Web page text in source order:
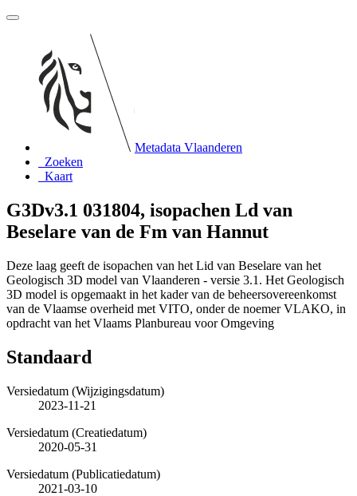
Metadata Vlaanderen
Zoeken
Kaart
G3Dv3.1 031804, isopachen Ld van
Beselare van de Fm van Hannut
Deze laag geeft de isopachen van het Lid van Beselare van het
Geologisch 3D model van Vlaanderen - versie 3.1. Het Geologisch
3D model is opgemaakt in het kader van de beheersovereenkomst
van de Vlaamse overheid met VITO, onder de noemer VLAKO, in
opdracht van het Vlaams Planbureau voor Omgeving
Standaard
Versiedatum (Wijzigingsdatum)
2023-11-21
Versiedatum (Creatiedatum)
2020-05-31
Versiedatum (Publicatiedatum)
2021-03-10